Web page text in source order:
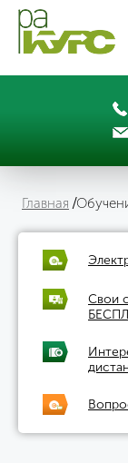
Главная
Свои